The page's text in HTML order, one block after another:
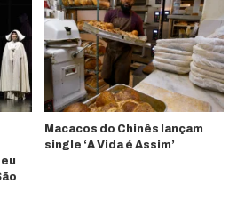
Macacos do Chinês lançam
single ‘A Vida é Assim’